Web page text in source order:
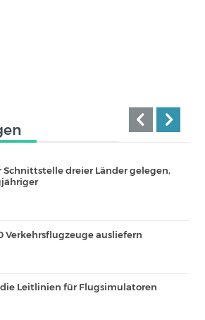
Schnittstelle dreier Länder gelegen,
Verkehrsflugzeuge ausliefern
Leitlinien für Flugsimulatoren